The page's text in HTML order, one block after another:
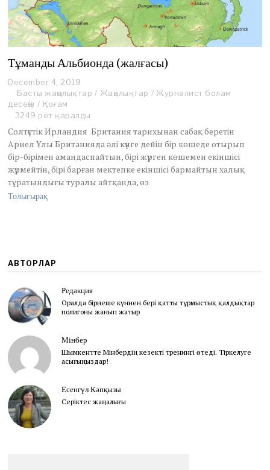
Тұманды Альбионда (жалғасы)
December 4, 2019
Басты жаңалықтар / Жаңалықтар / Журналист болам
десеңіз / Қоғам
3249 рет қаралды
Cолтүстік Ирландия Британия тарихынан сабақ беретін
Ариел Ұлы Британияда әлі күнге дейін бір көшеде отырып
бір-бірімен амандаспайтын, бірі жүрген көшемен екіншісі
жүрмейтін, бірі барған мектепке екіншісі бармайтын халық
тұратындығы туралы айтқанда, өз
Толығырақ
АВТОРЛАР
Редакция
Оралда бірнеше күннен бері қатты тұрмыстық қалдықтар
полигоны жанып жатыр
Мінбер
Шымкентте Мінбердің кезекті тренингі өтеді. Тіркелуге
асығыңыздар!
Есенгүл Кәпқызы
Серіктес жаңалығы